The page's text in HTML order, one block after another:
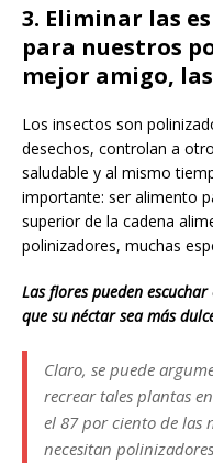
3. Eliminar las
para nuestros
mejor amigo,
Los insectos son
desechos, controlan a
saludable y al mismo
importante: ser alimento
superior de la cadena
polinizadores, muchas
Las flores pueden
que su néctar sea más
Claro, se puede
recrear tales plantas
el 87 por ciento de las
necesitan